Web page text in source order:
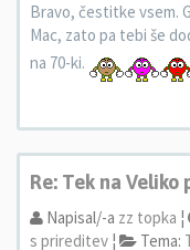
Bravo, čestitke vsem.
Mac, zato pa tebi še
na 70-ki.
Re: Tek na Veliko
Napisal/-a zz topka ¦
s prireditev ¦ Tema: